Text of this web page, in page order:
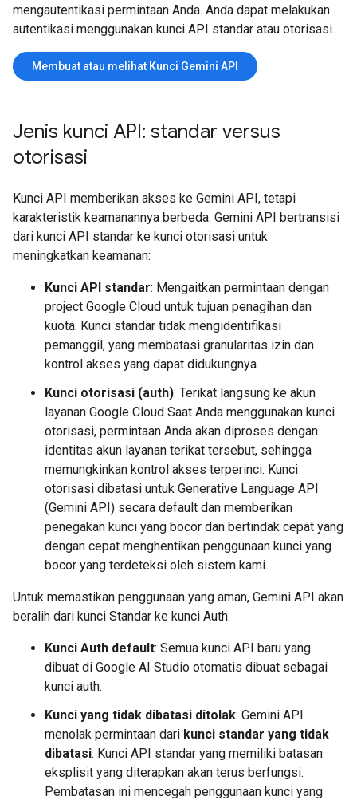
mengautentikasi permintaan Anda. Anda dapat melakukan
autentikasi menggunakan kunci API standar atau otorisasi.
Membuat atau melihat Kunci Gemini API
Jenis kunci API: standar versus
otorisasi
Kunci API memberikan akses ke Gemini API, tetapi
karakteristik keamanannya berbeda. Gemini API bertransisi
dari kunci API standar ke kunci otorisasi untuk
meningkatkan keamanan:
Kunci API standar: Mengaitkan permintaan dengan
project Google Cloud untuk tujuan penagihan dan
kuota. Kunci standar tidak mengidentifikasi
pemanggil, yang membatasi granularitas izin dan
kontrol akses yang dapat didukungnya.
Kunci otorisasi (auth): Terikat langsung ke akun
layanan Google Cloud Saat Anda menggunakan kunci
otorisasi, permintaan Anda akan diproses dengan
identitas akun layanan terikat tersebut, sehingga
memungkinkan kontrol akses terperinci. Kunci
otorisasi dibatasi untuk Generative Language API
(Gemini API) secara default dan memberikan
penegakan kunci yang bocor dan bertindak cepat yang
dengan cepat menghentikan penggunaan kunci yang
bocor yang terdeteksi oleh sistem kami.
Untuk memastikan penggunaan yang aman, Gemini API akan
beralih dari kunci Standar ke kunci Auth:
Kunci Auth default: Semua kunci API baru yang
dibuat di Google AI Studio otomatis dibuat sebagai
kunci auth.
Kunci yang tidak dibatasi ditolak: Gemini API
menolak permintaan dari kunci standar yang tidak
dibatasi. Kunci API standar yang memiliki batasan
eksplisit yang diterapkan akan terus berfungsi.
Pembatasan ini mencegah penggunaan kunci yang